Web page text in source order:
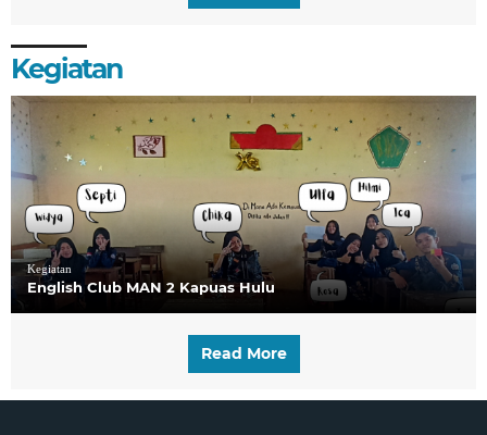
Kegiatan
Kegiatan
English Club MAN 2 Kapuas Hulu
Read More